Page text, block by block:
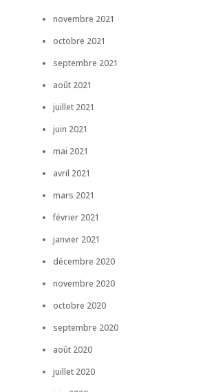
novembre 2021
octobre 2021
septembre 2021
août 2021
juillet 2021
juin 2021
mai 2021
avril 2021
mars 2021
février 2021
janvier 2021
décembre 2020
novembre 2020
octobre 2020
septembre 2020
août 2020
juillet 2020